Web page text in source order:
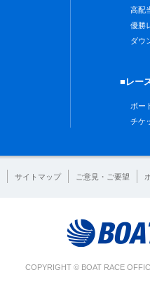
高配
優勝
ダウ
■レー
ボー
チケ
サイトマップ ご意見・ご要望
COPYRIGHT © BOAT RACE